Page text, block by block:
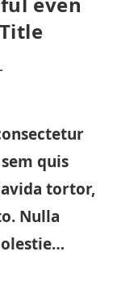
quis
tortor,
Nulla